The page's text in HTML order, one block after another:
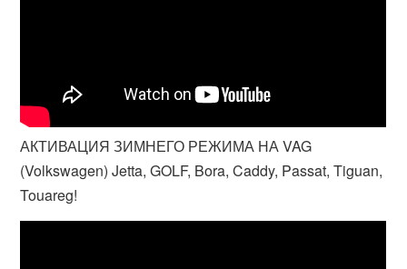
АКТИВАЦИЯ ЗИМНЕГО РЕЖИМА НА VAG
(Volkswagen) Jetta, GOLF, Bora, Caddy, Passat, Tiguan,
Touareg!